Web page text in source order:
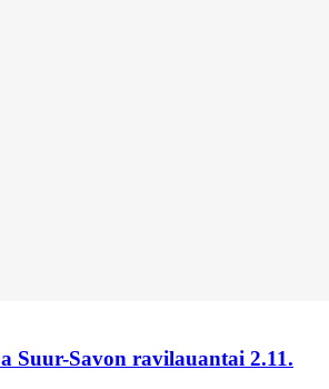
Suur-Savon ravilauantai 2.11.